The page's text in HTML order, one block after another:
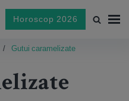
Horoscop 2026
Gutui caramelizate